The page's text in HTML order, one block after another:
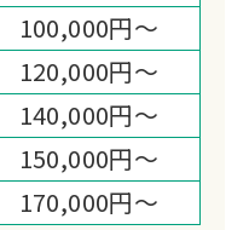
業を“業務”とし
い出を守り、未
として心を込め
買取・回収で
次の価値へと生
100,000円～
120,000円～
140,000円～
150,000円～
170,000円～